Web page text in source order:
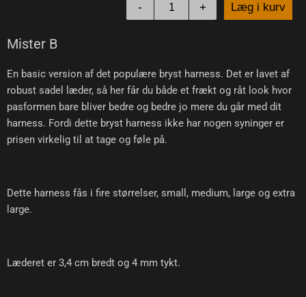
- + Læg i kurv
Mister B
En basic version af det populære bryst harness. Det er lavet af
robust sadel læder, så her får du både et frækt og råt look hvor
pasformen bare bliver bedre og bedre jo mere du går med dit
harness. Fordi dette bryst harness ikke har nogen syninger er
prisen virkelig til at tage og føle på.
Dette harness fås i fire størrelser, small, medium, large og extra
large.
Læderet er 3,4 cm bredt og 4 mm tykt.